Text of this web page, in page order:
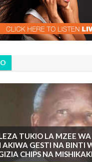
TUKIO LA MZEE
AKIWA GESTI NA BINTI
CHIPS NA